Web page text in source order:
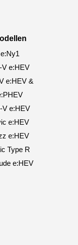
e:Ny1
V e:HEV
e:HEV &
V e:HEV
e:HEV
e:HEV
Type R
e:HEV